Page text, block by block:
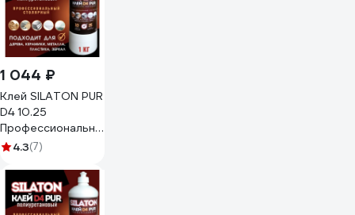
1 044 ₽
Клей SILATON PUR
D4 10.25
Профессиональный
столярный,
для дерева, 1 кг
PURD410.25/1
4.3(7)